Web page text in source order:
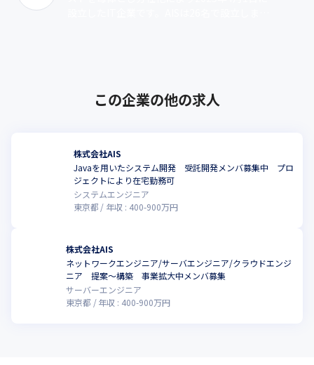
この企業の他の求人
株式会社AIS
Javaを用いたシステム開発 受託開発メンバ募集中 プロ
ジェクトにより在宅勤務可
システムエンジニア
東京都
年収 : 400-900万円
株式会社AIS
ネットワークエンジニア/サーバエンジニア/クラウドエンジ
ニア 提案～構築 事業拡大中メンバ募集
サーバーエンジニア
東京都
年収 : 400-900万円